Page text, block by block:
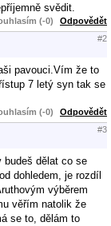
svědit.
(-0) Odpovědět
#2
pavouci.Vím že to
7 letý syn tak se
(-0) Odpovědět
#3
dělat co se
dohledem, je rozdíl
výběrem
věřím natolik že
se to, dělám to